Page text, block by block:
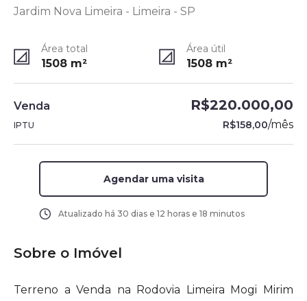
Jardim Nova Limeira - Limeira - SP
Área total
1508 m²
Área útil
1508 m²
Venda R$220.000,00
IPTU R$158,00/mês
Agendar uma visita
Atualizado há 30 dias e 12 horas e 18 minutos
Sobre o Imóvel
Terreno a Venda na Rodovia Limeira Mogi Mirim